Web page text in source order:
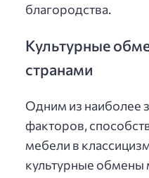
благородства.
Культурные
странами
Одним из наиболее
факторов,
мебели в
культурные